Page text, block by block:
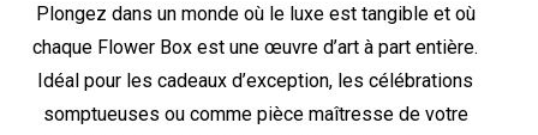
Plongez dans un monde où le luxe est tangible et où
chaque Flower Box est une œuvre d’art à part entière.
Idéal pour les cadeaux d’exception, les célébrations
somptueuses ou comme pièce maîtresse de votre